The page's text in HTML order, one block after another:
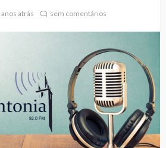
anos atrás sem comentários